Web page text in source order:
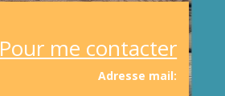
Pour me contacter
Adresse mail: